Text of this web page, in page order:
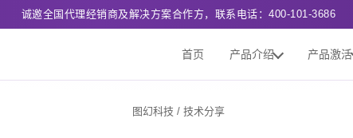
诚邀全国代理经销商及解决方案合作方，联系电话：400-101-3686
首页 产品介绍 产品激活
图幻科技 / 技术分享